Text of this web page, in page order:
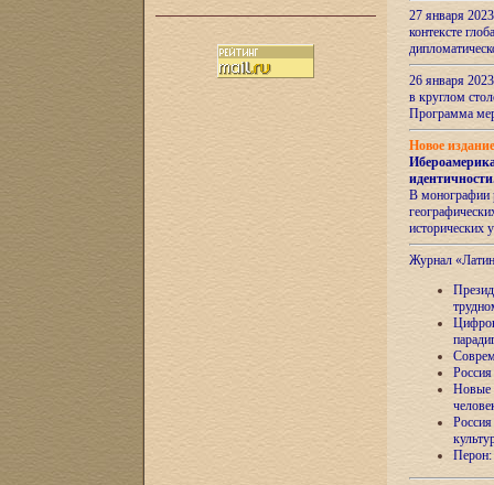
27 января
контексте
26 января
в круглом
Программа
Новое
идентичности
В монографии
исторических
Журнал
Новые
Перон: